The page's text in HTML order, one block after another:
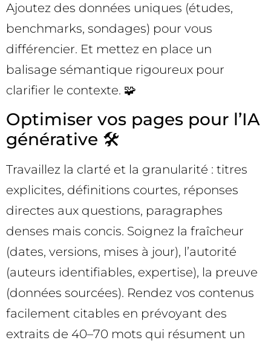
Ajoutez des données uniques (études,
benchmarks, sondages) pour vous
différencier. Et mettez en place un
balisage sémantique rigoureux pour
clarifier le contexte. 🧩
Optimiser vos pages pour l’IA
générative 🛠️
Travaillez la clarté et la granularité : titres
explicites, définitions courtes, réponses
directes aux questions, paragraphes
denses mais concis. Soignez la fraîcheur
(dates, versions, mises à jour), l’autorité
(auteurs identifiables, expertise), la preuve
(données sourcées). Rendez vos contenus
facilement citables en prévoyant des
extraits de 40–70 mots qui résument un